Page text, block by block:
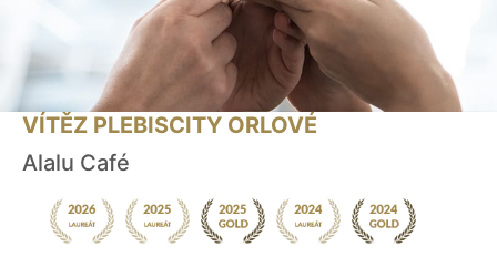
VÍTĚZ PLEBISCITY ORLOVÉ
Alalu Café